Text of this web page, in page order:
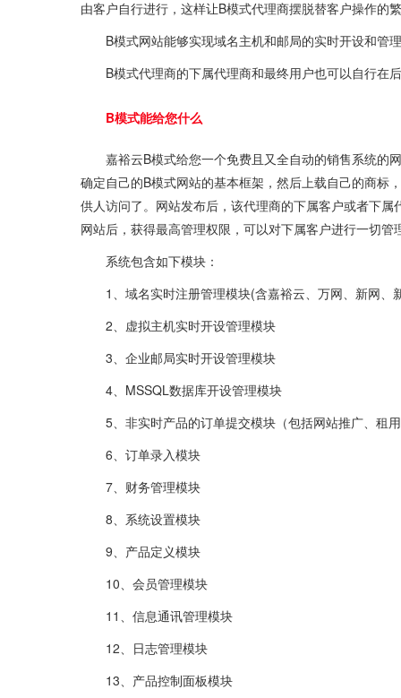
由客户自行进行，这样让B模式代理商摆脱替客户操作的
B模式网站能够实现域名主机和邮局的实时开设和管
B模式代理商的下属代理商和最终用户也可以自行在
B模式能给您什么
嘉裕云B模式给您一个免费且又全自动的销售系统的
确定自己的B模式网站的基本框架，然后上载自己的商标
供人访问了。网站发布后，该代理商的下属客户或者下
网站后，获得最高管理权限，可以对下属客户进行一切管
系统包含如下模块：
1、域名实时注册管理模块(含嘉裕云、万网、新网
2、虚拟主机实时开设管理模块
3、企业邮局实时开设管理模块
4、MSSQL数据库开设管理模块
5、非实时产品的订单提交模块（包括网站推广、租
6、订单录入模块
7、财务管理模块
8、系统设置模块
9、产品定义模块
10、会员管理模块
11、信息通讯管理模块
12、日志管理模块
13、产品控制面板模块